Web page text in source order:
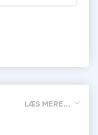
LÆS MERE...